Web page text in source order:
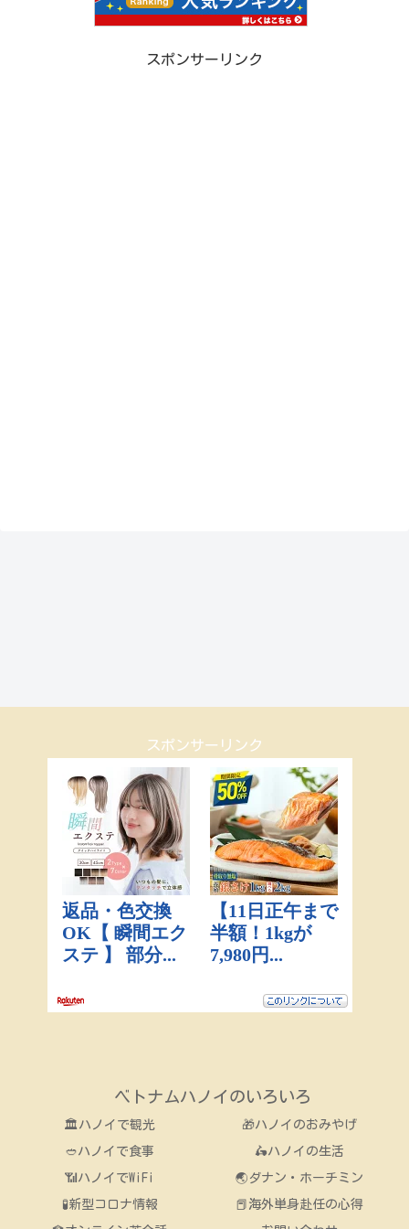
スポンサーリンク
スポンサーリンク
ベトナムハノイのいろいろ
🏛ハノイで観光 🎁ハノイのおみやげ
🥙ハノイで食事 🛵ハノイの生活
📶ハノイでWiFi 🌏ダナン・ホーチミン
🧪新型コロナ情報 📕海外単身赴任の心得